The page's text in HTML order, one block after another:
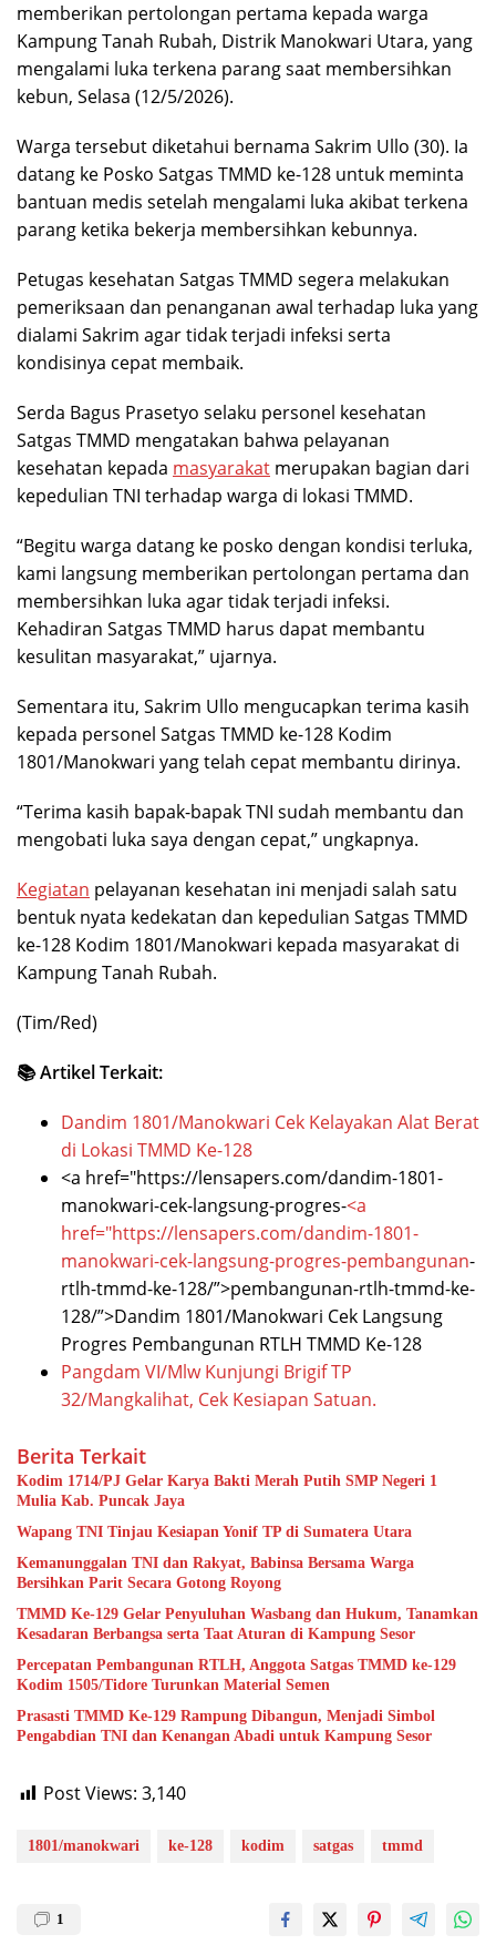
memberikan pertolongan pertama kepada warga
Kampung Tanah Rubah, Distrik Manokwari Utara, yang
mengalami luka terkena parang saat membersihkan
kebun, Selasa (12/5/2026).
Warga tersebut diketahui bernama Sakrim Ullo (30). Ia
datang ke Posko Satgas TMMD ke-128 untuk meminta
bantuan medis setelah mengalami luka akibat terkena
parang ketika bekerja membersihkan kebunnya.
Petugas kesehatan Satgas TMMD segera melakukan
pemeriksaan dan penanganan awal terhadap luka yang
dialami Sakrim agar tidak terjadi infeksi serta
kondisinya cepat membaik.
Serda Bagus Prasetyo selaku personel kesehatan
Satgas TMMD mengatakan bahwa pelayanan
kesehatan kepada masyarakat merupakan bagian dari
kepedulian TNI terhadap warga di lokasi TMMD.
“Begitu warga datang ke posko dengan kondisi terluka,
kami langsung memberikan pertolongan pertama dan
membersihkan luka agar tidak terjadi infeksi.
Kehadiran Satgas TMMD harus dapat membantu
kesulitan masyarakat,” ujarnya.
Sementara itu, Sakrim Ullo mengucapkan terima kasih
kepada personel Satgas TMMD ke-128 Kodim
1801/Manokwari yang telah cepat membantu dirinya.
“Terima kasih bapak-bapak TNI sudah membantu dan
mengobati luka saya dengan cepat,” ungkapnya.
Kegiatan pelayanan kesehatan ini menjadi salah satu
bentuk nyata kedekatan dan kepedulian Satgas TMMD
ke-128 Kodim 1801/Manokwari kepada masyarakat di
Kampung Tanah Rubah.
(Tim/Red)
📚 Artikel Terkait:
Dandim 1801/Manokwari Cek Kelayakan Alat Berat
di Lokasi TMMD Ke-128
<a href="https://lensapers.com/dandim-1801-
manokwari-cek-langsung-progres-<a
href="https://lensapers.com/dandim-1801-
manokwari-cek-langsung-progres-pembangunan-
rtlh-tmmd-ke-128/”>pembangunan-rtlh-tmmd-ke-
128/”>Dandim 1801/Manokwari Cek Langsung
Progres Pembangunan RTLH TMMD Ke-128
Pangdam VI/Mlw Kunjungi Brigif TP
32/Mangkalihat, Cek Kesiapan Satuan.
Berita Terkait
Kodim 1714/PJ Gelar Karya Bakti Merah Putih SMP Negeri 1
Mulia Kab. Puncak Jaya
Wapang TNI Tinjau Kesiapan Yonif TP di Sumatera Utara
Kemanunggalan TNI dan Rakyat, Babinsa Bersama Warga
Bersihkan Parit Secara Gotong Royong
TMMD Ke-129 Gelar Penyuluhan Wasbang dan Hukum, Tanamkan
Kesadaran Berbangsa serta Taat Aturan di Kampung Sesor
Percepatan Pembangunan RTLH, Anggota Satgas TMMD ke-129
Kodim 1505/Tidore Turunkan Material Semen
Prasasti TMMD Ke-129 Rampung Dibangun, Menjadi Simbol
Pengabdian TNI dan Kenangan Abadi untuk Kampung Sesor
Post Views: 3,140
1801/manokwari ke-128 kodim satgas tmmd
1